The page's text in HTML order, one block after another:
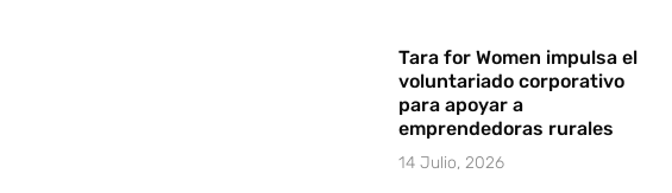
Tara for Women impulsa el
voluntariado corporativo
para apoyar a
emprendedoras rurales
14 Julio, 2026